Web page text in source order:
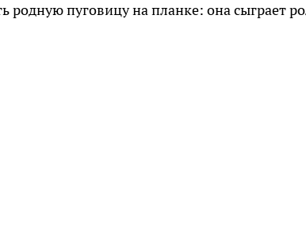
родную пуговицу на планке: она сыграет